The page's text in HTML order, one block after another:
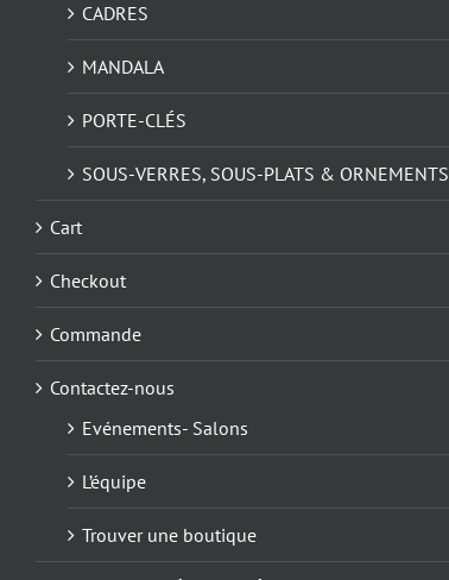
CADRES
MANDALA
PORTE-CLÉS
SOUS-VERRES, SOUS-PLATS & ORNEMENTS
Cart
Checkout
Commande
Contactez-nous
Evénements- Salons
L’équipe
Trouver une boutique